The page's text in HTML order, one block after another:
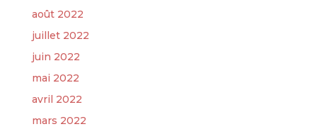
août 2022
juillet 2022
juin 2022
mai 2022
avril 2022
mars 2022